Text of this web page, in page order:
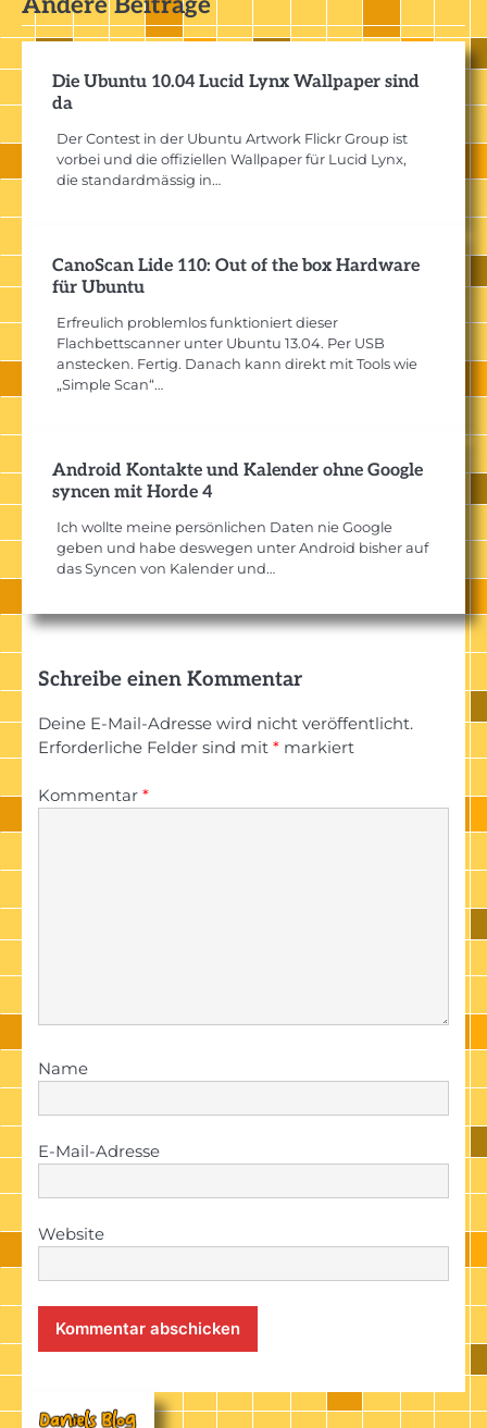
Andere Beiträge
Die Ubuntu 10.04 Lucid Lynx Wallpaper sind
da
Der Contest in der Ubuntu Artwork Flickr Group ist
vorbei und die offiziellen Wallpaper für Lucid Lynx,
die standardmässig in…
CanoScan Lide 110: Out of the box Hardware
für Ubuntu
Erfreulich problemlos funktioniert dieser
Flachbettscanner unter Ubuntu 13.04. Per USB
anstecken. Fertig. Danach kann direkt mit Tools wie
„Simple Scan“…
Android Kontakte und Kalender ohne Google
syncen mit Horde 4
Ich wollte meine persönlichen Daten nie Google
geben und habe deswegen unter Android bisher auf
das Syncen von Kalender und…
Schreibe einen Kommentar
Deine E-Mail-Adresse wird nicht veröffentlicht.
Erforderliche Felder sind mit * markiert
Kommentar *
Name
E-Mail-Adresse
Website